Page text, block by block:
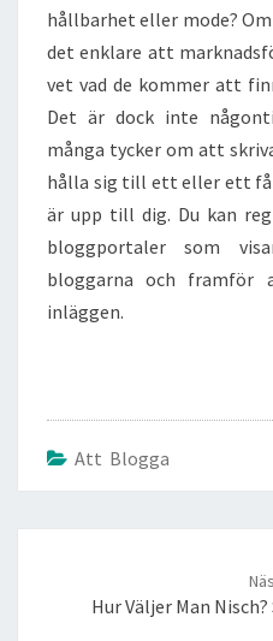
hållbarhet eller mode?
det enklare att
vet vad de kommer att
Det är dock inte
många tycker om att
hålla sig till ett eller ett
är upp till dig. Du kan
bloggportaler som
bloggarna och framför
inläggen.
Att Blogga
Hur Väljer Man Nisch?